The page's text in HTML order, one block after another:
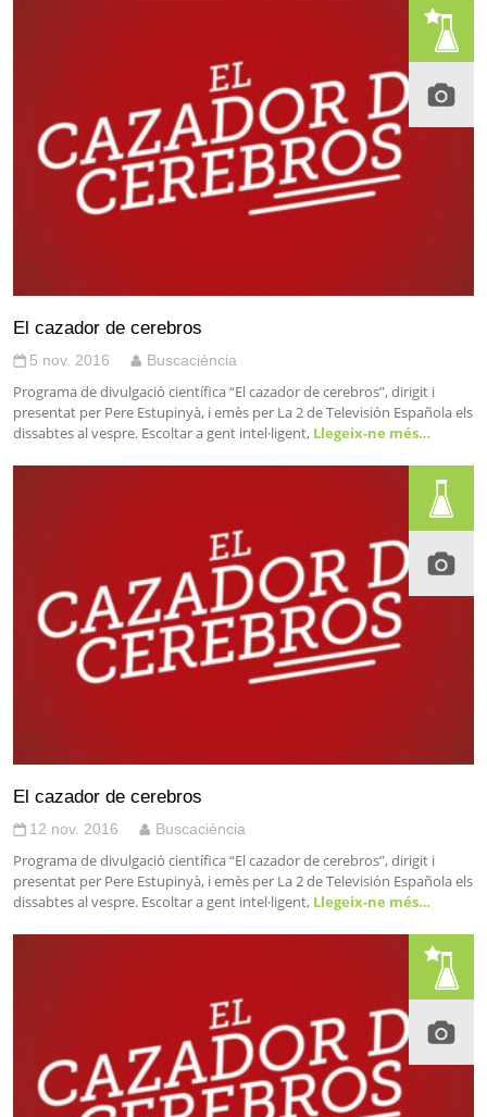
El cazador de cerebros
5 nov. 2016 Buscaciència
Programa de divulgació científica “El cazador de cerebros”, dirigit i
presentat per Pere Estupinyà, i emès per La 2 de Televisión Española els
dissabtes al vespre. Escoltar a gent intel·ligent, Llegeix-ne més…
El cazador de cerebros
12 nov. 2016 Buscaciència
Programa de divulgació científica “El cazador de cerebros”, dirigit i
presentat per Pere Estupinyà, i emès per La 2 de Televisión Española els
dissabtes al vespre. Escoltar a gent intel·ligent, Llegeix-ne més…